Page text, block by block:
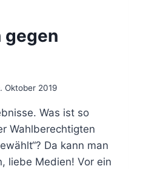
gegen
Oktober 2019
Was ist so
Wahlberechtigten
Da kann man
liebe Medien! Vor ein